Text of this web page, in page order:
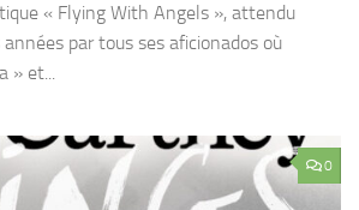
« Flying With Angels », attendu
par tous ses aficionados où
» et...
0